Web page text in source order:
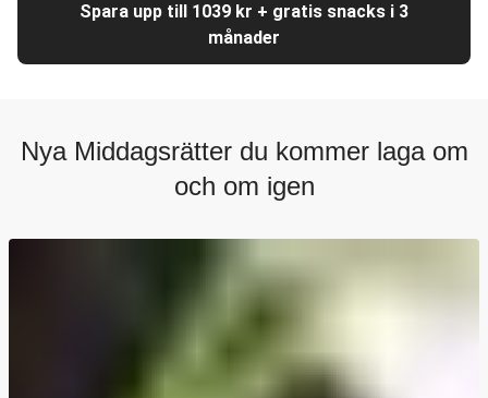
Spara upp till 1039 kr + gratis snacks i 3
månader
Nya Middagsrätter du kommer laga om
och om igen